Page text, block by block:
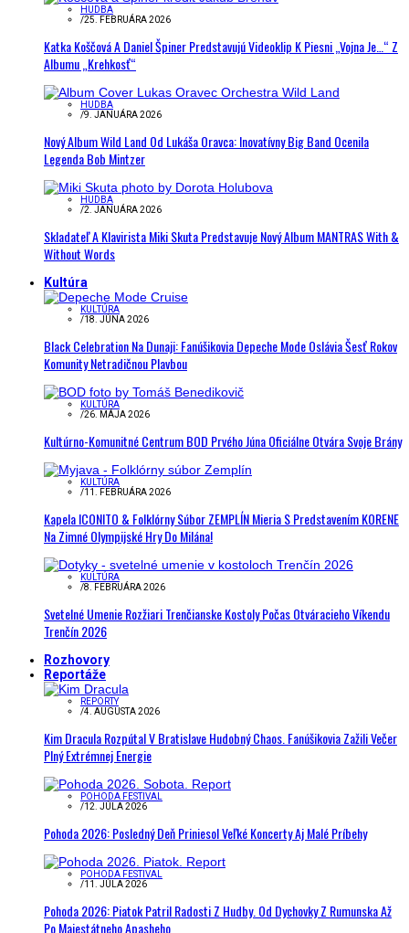
HUDBA
/25. FEBRUÁRA 2026
Katka Koščová A Daniel Špiner Predstavujú Videoklip K Piesni „Vojna Je…“ Z
Albumu „Krehkosť“
HUDBA
/9. JANUÁRA 2026
Nový Album Wild Land Od Lukáša Oravca: Inovatívny Big Band Ocenila
Legenda Bob Mintzer
HUDBA
/2. JANUÁRA 2026
Skladateľ A Klavirista Miki Skuta Predstavuje Nový Album MANTRAS With &
Without Words
Kultúra
KULTÚRA
/18. JÚNA 2026
Black Celebration Na Dunaji: Fanúšikovia Depeche Mode Oslávia Šesť Rokov
Komunity Netradičnou Plavbou
KULTÚRA
/26. MÁJA 2026
Kultúrno-Komunitné Centrum BOD Prvého Júna Oficiálne Otvára Svoje Brány
KULTÚRA
/11. FEBRUÁRA 2026
Kapela ICONITO & Folklórny Súbor ZEMPLÍN Mieria S Predstavením KORENE
Na Zimné Olympijské Hry Do Milána!
KULTÚRA
/8. FEBRUÁRA 2026
Svetelné Umenie Rozžiari Trenčianske Kostoly Počas Otváracieho Víkendu
Trenčín 2026
Rozhovory
Reportáže
REPORTY
/4. AUGUSTA 2026
Kim Dracula Rozpútal V Bratislave Hudobný Chaos. Fanúšikovia Zažili Večer
Plný Extrémnej Energie
POHODA FESTIVAL
/12. JÚLA 2026
Pohoda 2026: Posledný Deň Priniesol Veľké Koncerty Aj Malé Príbehy
POHODA FESTIVAL
/11. JÚLA 2026
Pohoda 2026: Piatok Patril Radosti Z Hudby. Od Dychovky Z Rumunska Až
Po Majestátneho Apasheho